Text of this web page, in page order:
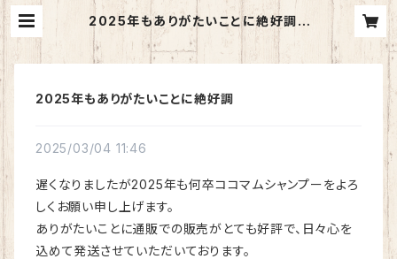
2025年もありがたいことに絶好調 |
CoCoMum （ココマム）ショップ
2025年もありがたいことに絶好調
2025/03/04 11:46
遅くなりましたが2025年も何卒ココマムシャンプーをよろ
しくお願い申し上げます。
ありがたいことに通販での販売がとても好評で、日々心を
込めて発送させていただいております。